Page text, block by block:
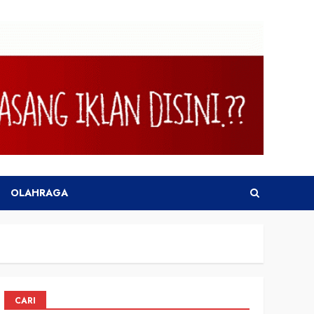
OLAHRAGA
CARI